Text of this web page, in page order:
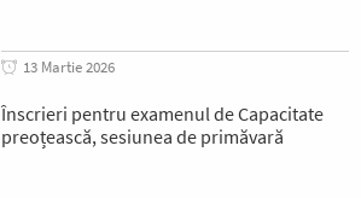
13 Martie 2026
Înscrieri pentru examenul de Capacitate
preoțească, sesiunea de primăvară